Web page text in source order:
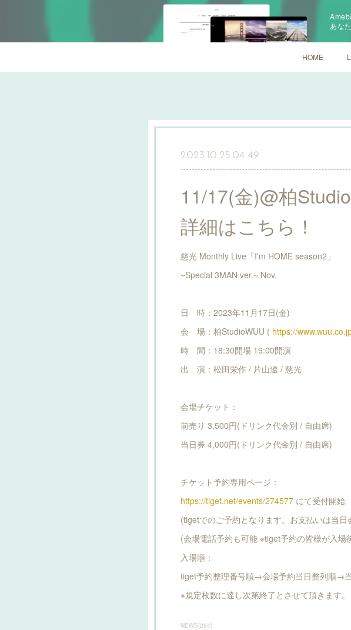
あな
HOME
2023.10.25 04:49
11/17(金)@柏
詳細はこちら！
慈光 Monthly Live「I'm HOME season2」
~Special 3MAN ver.~ Nov.
日 時：2023年11月17日(金)
会 場：柏StudioWUU ( https://
時 間：18:30開場 19:00開演
出 演：松田栄作 / 片山遼 / 慈光
会場チケット：
前売り 3,500円(ドリンク代金別 / 自由席)
当日券 4,000円(ドリンク代金別 / 自由席)
チケット予約専用ページ：
https://tiget.net/events/274577 にて受付開始
(tigetでのご予約となります。お支払いは当
(会場電話予約も可能 ※tiget予約の皆様が入場
入場順：
tiget予約整理番号順→会場予約当日整列順→
※規定枚数に達し次第終了とさせて頂きます。
NEWS(294)